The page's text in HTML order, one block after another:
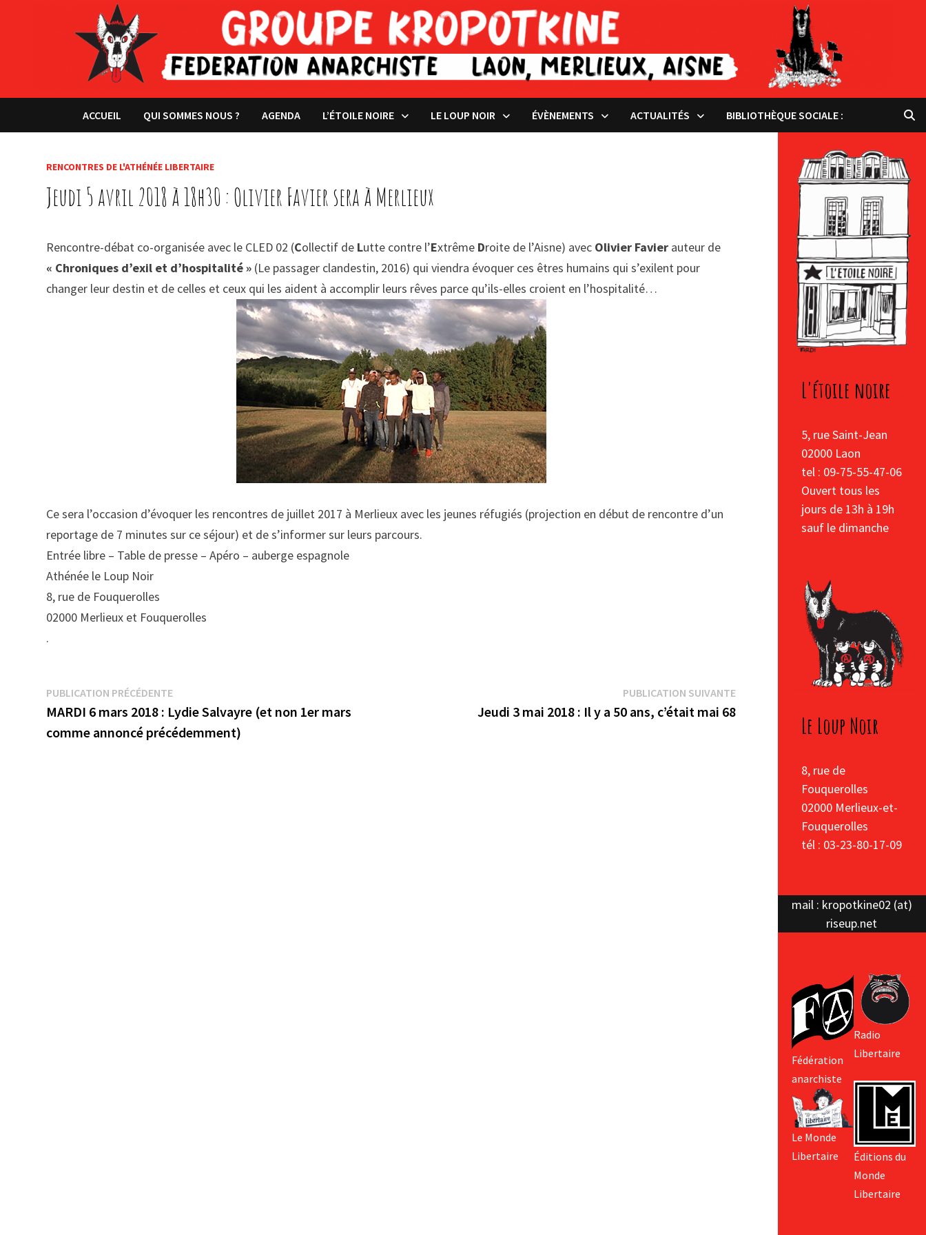
ACCUEIL QUI SOMMES NOUS ? AGENDA L’ÉTOILE NOIRE LE LOUP NOIR ÉVÈNEMENTS ACTUALITÉS BIBLIOTHÈQUE SOCIALE :
RENCONTRES DE L'ATHÉNÉE LIBERTAIRE
Jeudi 5 avril 2018 à 18h30 : Olivier Favier sera à Merlieux
Rencontre-débat co-organisée avec le CLED 02 (Collectif de Lutte contre l’Extrême Droite de l’Aisne) avec Olivier Favier auteur de
« Chroniques d’exil et d’hospitalité » (Le passager clandestin, 2016) qui viendra évoquer ces êtres humains qui s’exilent pour
changer leur destin et de celles et ceux qui les aident à accomplir leurs rêves parce qu’ils-elles croient en l’hospitalité…
Ce sera l’occasion d’évoquer les rencontres de juillet 2017 à Merlieux avec les jeunes réfugiés (projection en début de rencontre d’un
reportage de 7 minutes sur ce séjour) et de s’informer sur leurs parcours.
Entrée libre – Table de presse – Apéro – auberge espagnole
Athénée le Loup Noir
8, rue de Fouquerolles
02000 Merlieux et Fouquerolles
.
Navigation
de
l’article
PUBLICATION PRÉCÉDENTEPublication
précédente :
MARDI 6 mars 2018 : Lydie Salvayre (et non 1er mars
comme annoncé précédemment)
PUBLICATION SUIVANTEPublication
suivante :
Jeudi 3 mai 2018 : Il y a 50 ans, c’était mai 68
L'étoile noire
5, rue Saint-Jean
02000 Laon
tel : 09-75-55-47-06
Ouvert tous les
jours de 13h à 19h
sauf le dimanche
Le Loup Noir
8, rue de
Fouquerolles
02000 Merlieux-et-
Fouquerolles
tél : 03-23-80-17-09
mail : kropotkine02 (at)
riseup.net
Fédération
anarchiste
Le Monde
Libertaire
Radio
Libertaire
Éditions du
Monde
Libertaire